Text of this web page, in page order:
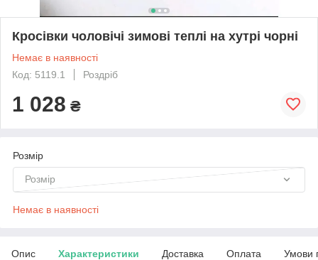
Кросівки чоловічі зимові теплі на хутрі чорні
Немає в наявності
Код: 5119.1
Роздріб
1 028 ₴
Розмір
Розмір
Немає в наявності
Опис Характеристики Доставка Оплата Умови